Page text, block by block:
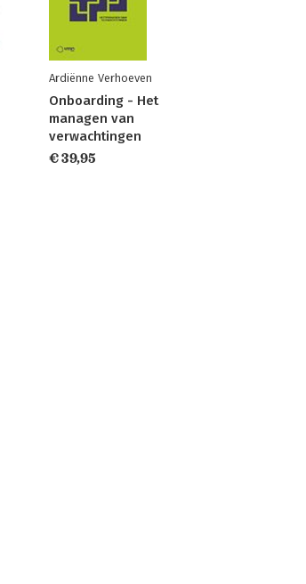
Ardiënne Verhoeven
Onboarding - Het
managen van
verwachtingen
€ 39,95